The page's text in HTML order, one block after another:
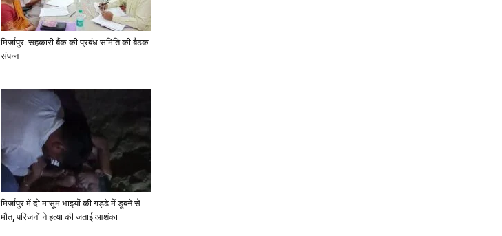
मिर्जापुर: सहकारी बैंक की प्रबंध समिति की बैठक
संपन्न
मिर्जापुर में दो मासूम भाइयों की गड्ढे में डूबने से
मौत, परिजनों ने हत्या की जताई आशंका